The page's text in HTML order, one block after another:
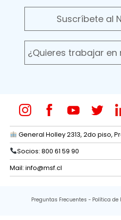
Suscríbete al
¿Quieres trabajar
General Holley 2313, 2do piso,
Socios: 800 61 59 90
Mail: info@msf.cl
Preguntas Frecuentes Política de